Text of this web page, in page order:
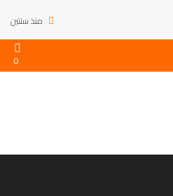
منذ سنتين
0